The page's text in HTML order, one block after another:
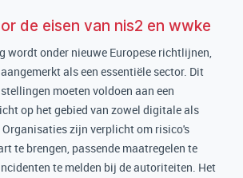
de eisen van nis2 en wwke
wordt onder nieuwe Europese richtlijnen,
als een essentiële sector. Dit
moeten voldoen aan een
op het gebied van zowel digitale als
zijn verplicht om risico's
te brengen, passende maatregelen te
te melden bij de autoriteiten. Het